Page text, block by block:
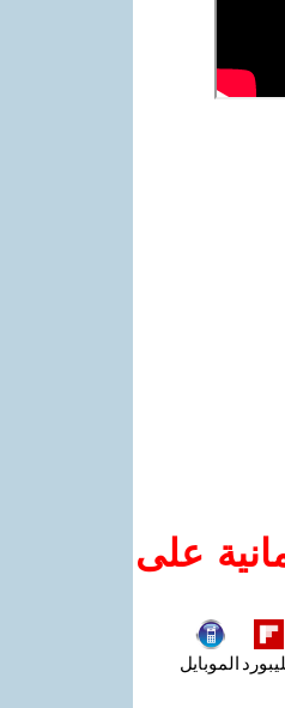
على
الموبايل